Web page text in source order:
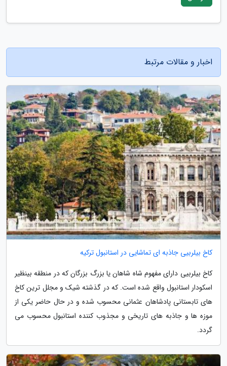
اخبار و مقالات مرتبط
کاخ بیلربیی جاذبه ای تماشایی در استانبول ترکیه
کاخ بیلربیی دارای مفهوم شاه شاهان یا بزرگ بزرگان که در منطقه بینظیر
اسکودار استانبول واقع شده است. که در گذشته شیک و مجلل ترین کاخ
های تابستانی پادشاهان عثمانی محسوب شده و در حال حاضر یکی از
موزه ها و جاذبه های تاریخی و مجذوب کننده استانبول محسوب می
گردد.